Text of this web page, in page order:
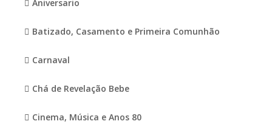
Aniversario
Batizado, Casamento e Primeira Comunhão
Carnaval
Chá de Revelação Bebe
Cinema, Música e Anos 80